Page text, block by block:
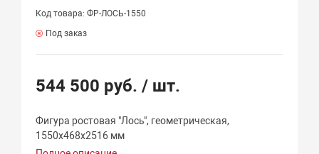
Код товара: ФР-ЛОСЬ-1550
Под заказ
544 500 руб./ шт.
Фигура ростовая "Лось", геометрическая,
1550х468х2516 мм